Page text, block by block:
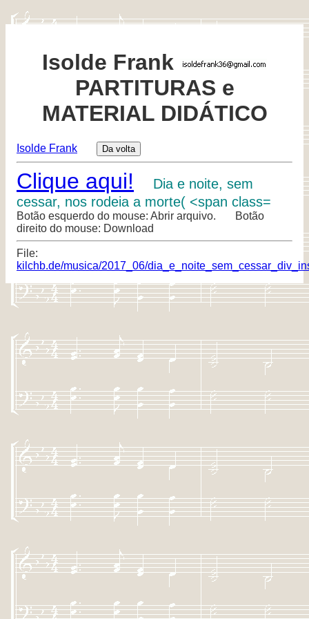
Isolde Frank
PARTITURAS e
MATERIAL DIDÁTICO
Isolde Frank
Clique aqui!
Dia e noite, sem
cessar, nos rodeia a morte( <span class=
Botão esquerdo do mouse: Abrir arquivo. Botão
direito do mouse: Download
File:
kilchb.de/musica/2017_06/